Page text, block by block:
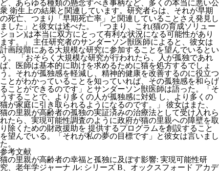
ど、あらゆる種類の懸念すべき事柄など、多くの本当に悪い公
衆 衛生上の結果と関連しています。研究者らは、それが早期
の死亡、つまり「早期死亡率」と関連していることさえ発見し
ました」と彼女は述べた。 「つまり、これ(猫の育成ソリュー
ション)は本当に双方にとって有利な状況になる可能性があり
ます。」 主任研究者のサンダーソン獣医師によると、彼女は
計画段階にある大規模な研究に参加することを望んでいるとい
う。 「おそらく大規模な研究が行われたら、人が孤独であれ
ば、医師は基本的に助けを求めるために猫を処方するでしょ
う。それが孤独感を軽減し、精神的健康を改善するのに役立つ
ことがわかっていることを知っていれば、その孤独感を和らげ
ることができるのです」とサンダーソン獣医師は語った。「そ
うすることで、より多くの人が孤独感に対処 し、より多くの
猫が家庭に引き取られるようになるのです。」 彼女はまた、
猫の里親が高齢者の孤独の実証済みの治療法として受け入れら
れたら、実現可能性調査のように政府が猫の里親への障壁を取
り除くための財政援助を 提供するプログラムを創設すること
を望んでいる。「それが私の夢の目標です」と彼女は言いまし
た。
参考文献
猫の里親が高齢者の幸福と孤独に及ぼす影響: 実現可能性研
究、老年学ジャーナ ル: シリーズ B、オックスフォード アカデ